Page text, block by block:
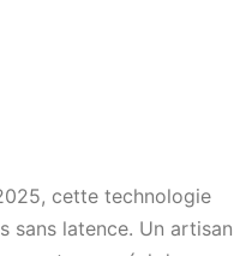
cette technologie
sans latence. Un artisan